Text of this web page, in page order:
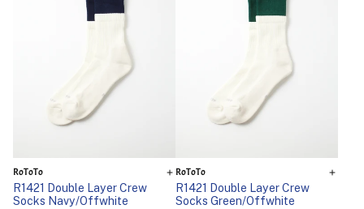
RoToTo
R1421 Double Layer Crew
Socks Navy/Offwhite
RoToTo
R1421 Double Layer Crew
Socks Green/Offwhite